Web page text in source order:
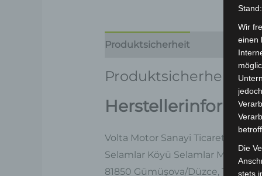
Produktsicherheit
Produktsicherheit
Volta Motor Sanayi Ticaret A.Ş
Selamlar Köyü Selamlar Mevkii,
81850 Gümüşova/Düzce, Türkei
Wir
einen
Die
stets